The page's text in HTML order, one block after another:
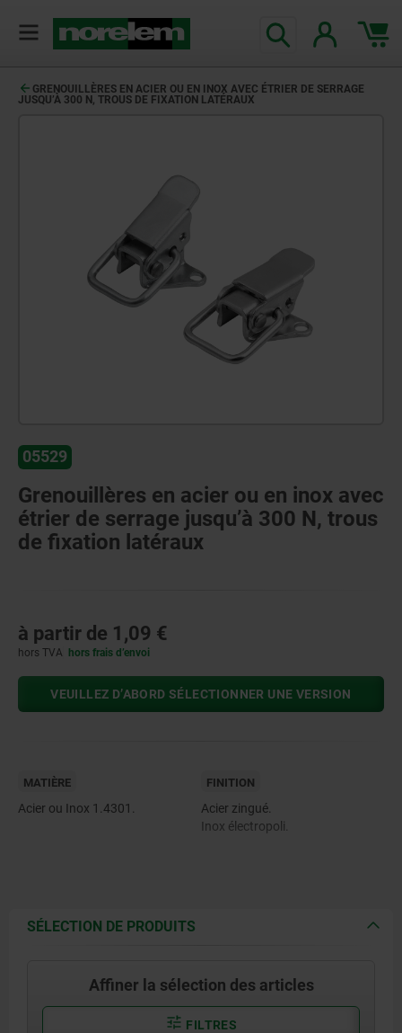
GRENOUILLÈRES EN ACIER OU EN INOX AVEC ÉTRIER DE SERRAGE
JUSQU’À 300 N, TROUS DE FIXATION LATÉRAUX
05529
Grenouillères en acier ou en inox avec
étrier de serrage jusqu’à 300 N, trous
de fixation latéraux
à partir de 1,09 €
hors TVA hors frais d’envoi
VEUILLEZ D’ABORD SÉLECTIONNER UNE VERSION
MATIÈRE
Acier ou Inox 1.4301.
FINITION
Acier zingué.
Inox électropoli.
SÉLECTION DE PRODUITS
Affiner la sélection des articles
FILTRES